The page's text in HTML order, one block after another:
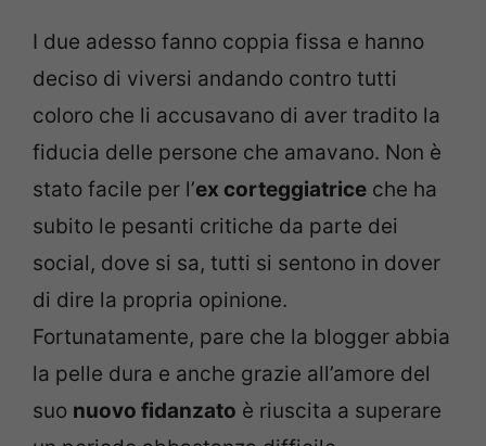
I due adesso fanno coppia fissa e hanno
deciso di viversi andando contro tutti
coloro che li accusavano di aver tradito la
fiducia delle persone che amavano. Non è
stato facile per l’ex corteggiatrice che ha
subito le pesanti critiche da parte dei
social, dove si sa, tutti si sentono in dover
di dire la propria opinione.
Fortunatamente, pare che la blogger abbia
la pelle dura e anche grazie all’amore del
suo nuovo fidanzato è riuscita a superare